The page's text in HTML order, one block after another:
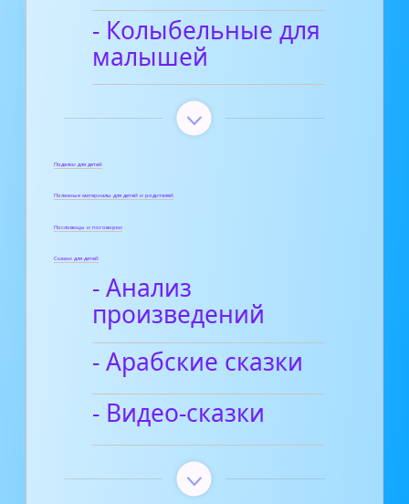
- Колыбельные для
малышей
Поделки для детей
Полезные материалы для детей и родителей
Пословицы и поговорки
Сказки для детей
- Анализ
произведений
- Арабские сказки
- Видео-сказки